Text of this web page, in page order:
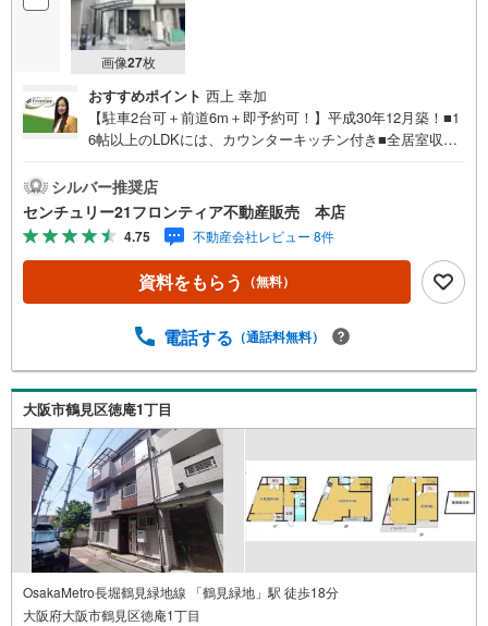
画像27枚
おすすめポイント 西上 幸加
【駐車2台可＋前道6m＋即予約可！】平成30年12月築！■1
6帖以上のLDKには、カウンターキッチン付き■全居室収納
線の良い住環境です 特徴・おおさかパルコープつるみ店 ま
で徒歩約6分、お買い物便利な立地！・長堀鶴見緑地線「鶴
見緑地駅」徒歩10分でアクセス良好です・主要採光面が東
向きで、朝方に日差しが入るので気持ちよく起きられま
す。 立地・茨田西小学校まで徒歩約11分・茨田中学校まで
徒歩約8分 弊社が選ばれる理由 1.お金の扱い方のプロ、フ
替えなどにも対応できる売却専門チームあり！3.たくさん
が可能！4.物件のお引渡し後に必要になったお家のリフォ
ームも弊社のリフォームプランナーがご提案！5.定期的に
ご連絡を繋ぎ、有事の際に迅速にサポートいたします弊社
は専門家同士が連携をとっているため、より多くの知見が
ございます。お気軽にお問合せください！
シルバー推奨店
センチュリー21フロンティア不動産販売 本店
4.75 不動産会社レビュー 8件
資料をもらう （無料）
電話する （通話料無料）
大阪市鶴見区徳庵1丁目
OsakaMetro長堀鶴見緑地線 「鶴見緑地」駅 徒歩18分
大阪府大阪市鶴見区徳庵1丁目